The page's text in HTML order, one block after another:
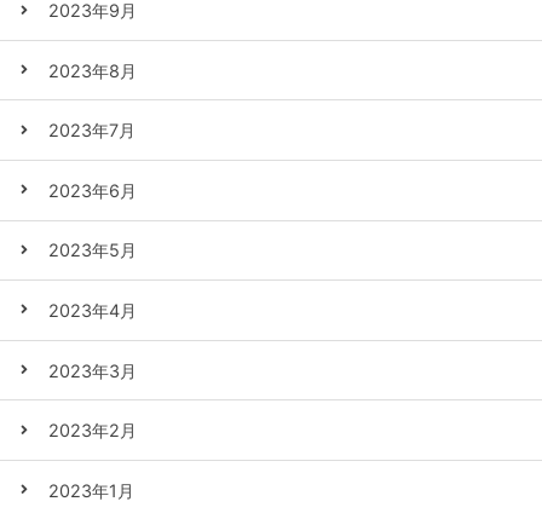
2023年9月
2023年8月
2023年7月
2023年6月
2023年5月
2023年4月
2023年3月
2023年2月
2023年1月